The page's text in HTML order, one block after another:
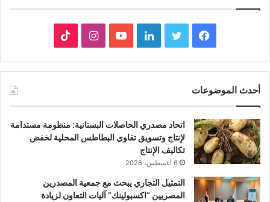
فيسبوك تويتر لينكدإنيوتيوبانستقرام
أحدث الموضوعات
اتحاد مصدري الحاصلات البستانية: منظومة مستدامة
لإنتاج وتسويق تقاوي البطاطس المحلية لخفض
تكاليف الإنتاج
6 أغسطس، 2026
التمثيل التجاري يبحث مع جمعية المصدرين
المصريين “اكسبولينك” آليات التعاون لزيادة